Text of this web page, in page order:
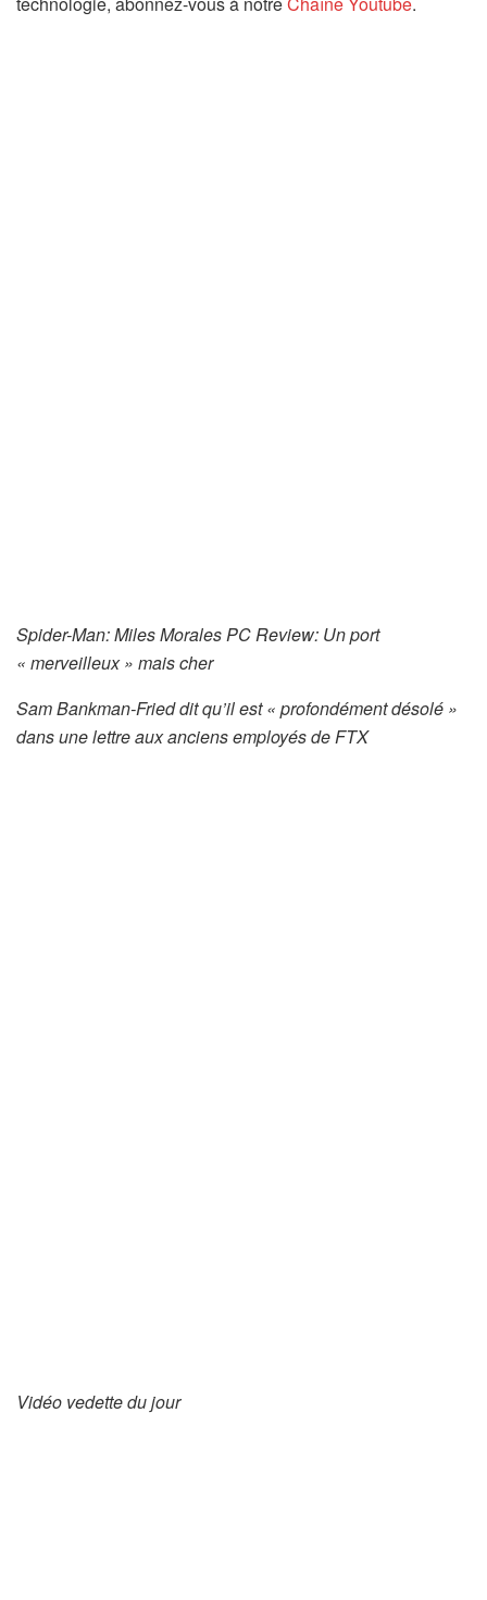
Spider-Man: Miles Morales PC Review: Un port
« merveilleux » mais cher
Sam Bankman-Fried dit qu’il est « profondément désolé »
dans une lettre aux anciens employés de FTX
Vidéo vedette du jour